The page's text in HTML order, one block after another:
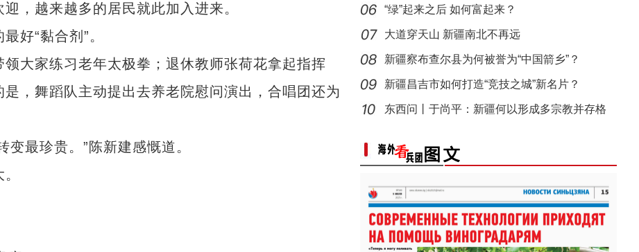
，越来越多的居民就此加入进来。
好“黏合剂”。
家练习老年太极拳；退休教师张荷花拿起指挥
，舞蹈队主动提出去养老院慰问演出，合唱团还为
最珍贵。”陈新建感慨道。
歌声飘过盖孜河
心
“绿”起来之后 如何富起来？
大道穿天山 新疆南北不再远
新疆察布查尔县为何被誉为“中国箭乡”？
新疆昌吉市如何打造“竞技之城”新名片？
东西问丨于尚平：新疆何以形成多宗教并存格